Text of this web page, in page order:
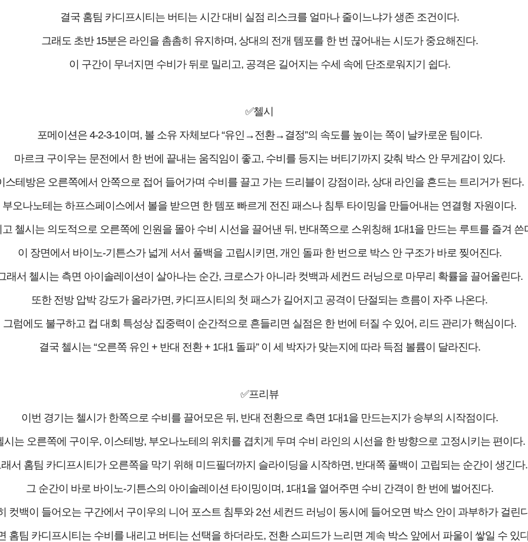
결국 홈팀 카디프시티는 버티는 시간 대비 실점 리스크를 얼마나 줄이느냐가 생존 조건이다.
그래도 초반 15분은 라인을 촘촘히 유지하며, 상대의 전개 템포를 한 번 끊어내는 시도가 중요해진다.
이 구간이 무너지면 수비가 뒤로 밀리고, 공격은 길어지는 수세 속에 단조로워지기 쉽다.
✅첼시
포메이션은 4-2-3-1이며, 볼 소유 자체보다 “유인→전환→결정”의 속도를 높이는 쪽이 날카로운 팀이다.
마르크 구이우는 문전에서 한 번에 끝내는 움직임이 좋고, 수비를 등지는 버티기까지 갖춰 박스 안 무게감이 있다.
스테방은 오른쪽에서 안쪽으로 접어 들어가며 수비를 끌고 가는 드리블이 강점이라, 상대 라인을 흔드는 트리거가 된다.
부오나노테는 하프스페이스에서 볼을 받으면 한 템포 빠르게 전진 패스나 침투 타이밍을 만들어내는 연결형 자원이다.
첼시는 의도적으로 오른쪽에 인원을 몰아 수비 시선을 끌어낸 뒤, 반대쪽으로 스위칭해 1대1을 만드는 루트를 즐겨 쓴
이 장면에서 바이노-기튼스가 넓게 서서 풀백을 고립시키면, 개인 돌파 한 번으로 박스 안 구조가 바로 찢어진다.
래서 첼시는 측면 아이솔레이션이 살아나는 순간, 크로스가 아니라 컷백과 세컨드 러닝으로 마무리 확률을 끌어올린다.
또한 전방 압박 강도가 올라가면, 카디프시티의 첫 패스가 길어지고 공격이 단절되는 흐름이 자주 나온다.
그럼에도 불구하고 컵 대회 특성상 집중력이 순간적으로 흔들리면 실점은 한 번에 터질 수 있어, 리드 관리가 핵심이다.
결국 첼시는 “오른쪽 유인 + 반대 전환 + 1대1 돌파” 이 세 박자가 맞는지에 따라 득점 볼륨이 달라진다.
✅프리뷰
이번 경기는 첼시가 한쪽으로 수비를 끌어모은 뒤, 반대 전환으로 측면 1대1을 만드는지가 승부의 시작점이다.
시는 오른쪽에 구이우, 이스테방, 부오나노테의 위치를 겹치게 두며 수비 라인의 시선을 한 방향으로 고정시키는 편이다.
서 홈팀 카디프시티가 오른쪽을 막기 위해 미드필더까지 슬라이딩을 시작하면, 반대쪽 풀백이 고립되는 순간이 생긴다.
그 순간이 바로 바이노-기튼스의 아이솔레이션 타이밍이며, 1대1을 열어주면 수비 간격이 한 번에 벌어진다.
컷백이 들어오는 구간에서 구이우의 니어 포스트 침투와 2선 세컨드 러닝이 동시에 들어오면 박스 안이 과부하가 걸린
홈팀 카디프시티는 수비를 내리고 버티는 선택을 하더라도, 전환 스피드가 느리면 계속 박스 앞에서 파울이 쌓일 수 있